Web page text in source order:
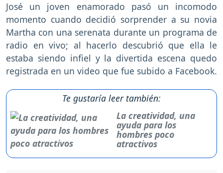
José un joven enamorado pasó un incomodo
momento cuando decidió sorprender a su novia
Martha con una serenata durante un programa de
radio en vivo; al hacerlo descubrió que ella le
estaba siendo infiel y la divertida escena quedo
registrada en un video que fue subido a Facebook.
Te gustaría leer también:
La creatividad, una
ayuda para los
hombres poco
atractivos